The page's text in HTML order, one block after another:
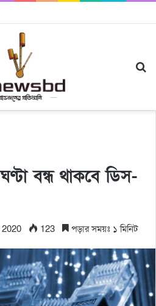
বন্ধ থাকবে ডিস-
123 পড়ার সময়ঃ ১ মিনিট